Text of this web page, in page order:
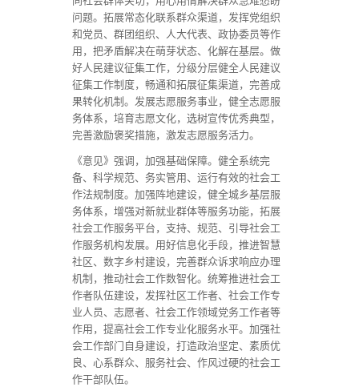
问题。拓展常态化联系群众渠道，发挥党组织
和党员、群团组织、人大代表、政协委员等作
用，把矛盾解决在萌芽状态、化解在基层。做
好人民建议征集工作，分级分层健全人民建议
征集工作制度，畅通和拓展征集渠道，完善成
果转化机制。发展志愿服务事业，健全志愿服
务体系，培育志愿文化，选树宣传优秀典型，
完善激励褒奖措施，激发志愿服务活力。
《意见》强调，加强基础保障。健全系统完
备、科学规范、务实管用、运行有效的社会工
作法规制度。加强阵地建设，健全城乡基层服
务体系，增强对新就业群体等服务功能，拓展
社会工作服务平台，支持、规范、引导社会工
作服务机构发展。用好信息化手段，推进智慧
社区、数字乡村建设，完善群众诉求响应办理
机制，推动社会工作数智化。统筹推进社会工
作者队伍建设，发挥社区工作者、社会工作专
业人员、志愿者、社会工作领域党务工作者等
作用，提高社会工作专业化服务水平。加强社
会工作部门自身建设，打造政治坚定、素质优
良、心系群众、服务社会、作风过硬的社会工
作干部队伍。